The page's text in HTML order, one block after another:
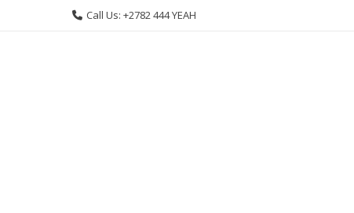
Call Us: +2782 444 YEAH